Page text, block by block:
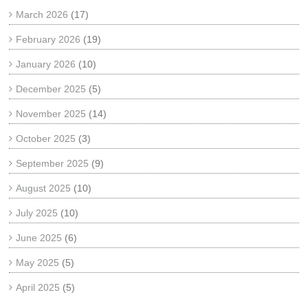
March 2026 (17)
February 2026 (19)
January 2026 (10)
December 2025 (5)
November 2025 (14)
October 2025 (3)
September 2025 (9)
August 2025 (10)
July 2025 (10)
June 2025 (6)
May 2025 (5)
April 2025 (5)